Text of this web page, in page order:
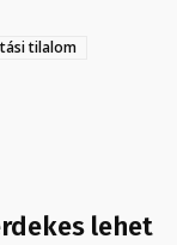
tilalom
lehet